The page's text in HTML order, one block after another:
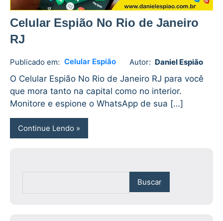
Celular Espião No Rio de Janeiro
RJ
Publicado em: Celular Espião Autor: Daniel Espião
Daniel
Espião
No
comments
O Celular Espião No Rio de Janeiro RJ para você
que mora tanto na capital como no interior.
Monitore e espione o WhatsApp de sua […]
Continue Lendo
Buscar